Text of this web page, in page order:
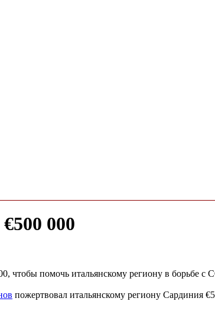
000
помочь итальянскому региону в борьбе с
пожертвовал итальянскому региону Сардиния